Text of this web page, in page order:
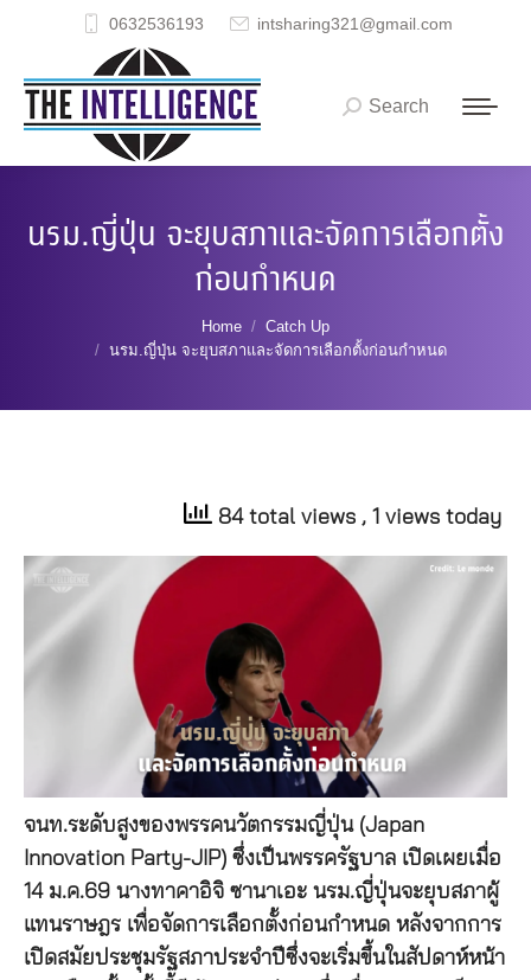
0632536193 intsharing321@gmail.com
Search:
Search
นรม.ญี่ปุ่น จะยุบสภาและจัดการเลือกตั้ง
ก่อนกำหนด
Home
Catch Up
นรม.ญี่ปุ่น จะยุบสภาและจัดการเลือกตั้งก่อนกำหนด
84 total views , 1 views today
จนท.ระดับสูงของพรรคนวัตกรรมญี่ปุ่น (Japan
Innovation Party-JIP) ซึ่งเป็นพรรครัฐบาล เปิดเผยเมื่อ
14 ม.ค.69 นางทาคาอิจิ ซานาเอะ นรม.ญี่ปุ่นจะยุบสภาผู้
แทนราษฎร เพื่อจัดการเลือกตั้งก่อนกำหนด หลังจากการ
เปิดสมัยประชุมรัฐสภาประจำปีซึ่งจะเริ่มขึ้นในสัปดาห์หน้า